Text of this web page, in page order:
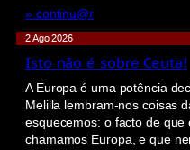
» continu@r
2 Ago 2026
Isto não é sobre Ceuta!
A Europa é uma potência
Melilla lembram-nos coisas
esquecemos: o facto de
chamamos Europa, e que